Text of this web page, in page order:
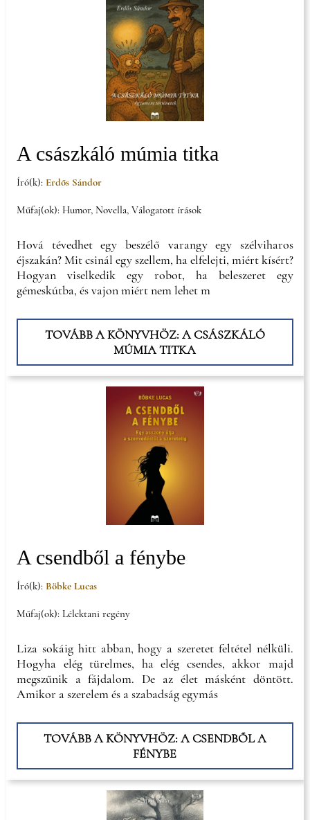
A császkáló múmia titka
Író(k): Erdős Sándor
Műfaj(ok): Humor, Novella, Válogatott írások
Hová tévedhet egy beszélő varangy egy szélviharos
éjszakán? Mit csinál egy szellem, ha elfelejti, miért kísért?
Hogyan viselkedik egy robot, ha beleszeret egy
gémeskútba, és vajon miért nem lehet m
TOVÁBB A KÖNYVHÖZ: A CSÁSZKÁLÓ
MÚMIA TITKA
A csendből a fénybe
Író(k): Böbke Lucas
Műfaj(ok): Lélektani regény
Liza sokáig hitt abban, hogy a szeretet feltétel nélküli.
Hogyha elég türelmes, ha elég csendes, akkor majd
megszűnik a fájdalom. De az élet másként döntött.
Amikor a szerelem és a szabadság egymás
TOVÁBB A KÖNYVHÖZ: A CSENDBŐL A
FÉNYBE